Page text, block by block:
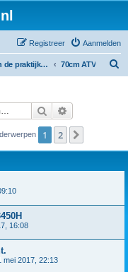
Aanmelden
Registreer
ATV in de praktijk en zelfbouw 70cm ATV
Zoek
1 2
16:08
mei 2017, 22:13